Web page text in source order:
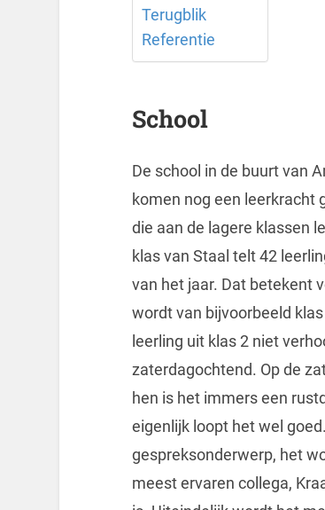
Terugblik
Referentie
School
De school in de buurt van
komen nog een leerkracht
die aan de lagere klassen
klas van Staal telt 42
van het jaar. Dat betekent
wordt van bijvoorbeeld
leerling uit klas 2 niet
zaterdagochtend. Op de
hen is het immers een
eigenlijk loopt het wel
gespreksonderwerp, het
meest ervaren collega,